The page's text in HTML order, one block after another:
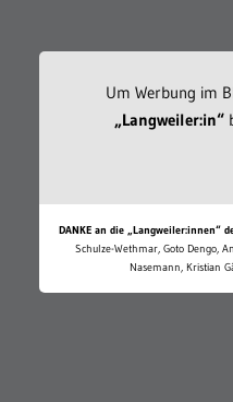
Um Werbung im
„Langweiler:in“
DANKE an die „Langweiler:innen“
Schulze-Wethmar, Goto Dengo,
Nasemann, Kristian